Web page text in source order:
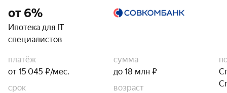
от 6%
Ипотека для IT
специалистов
платёж
от 15 045 ₽/мес.
сумма
до 18 млн ₽
срок
возраст